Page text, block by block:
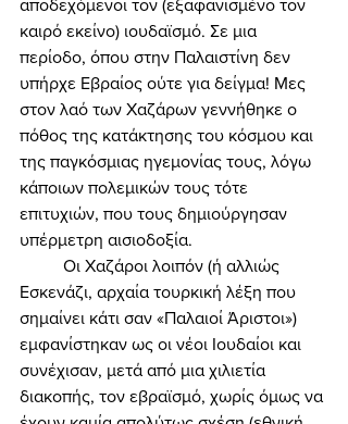
αποδεχόμενοι τον (εξαφανισμένο τον
καιρό εκείνο) ιουδαϊσμό. Σε μια
περίοδο, όπου στην Παλαιστίνη δεν
υπήρχε Εβραίος ούτε για δείγμα! Μες
στον λαό των Χαζάρων γεννήθηκε ο
πόθος της κατάκτησης του κόσμου και
της παγκόσμιας ηγεμονίας τους, λόγω
κάποιων πολεμικών τους τότε
επιτυχιών, που τους δημιούργησαν
υπέρμετρη αισιοδοξία.
Εσκενάζι, αρχαία τουρκική λέξη που
σημαίνει κάτι σαν «Παλαιοί Άριστοι»)
εμφανίστηκαν ως οι νέοι Ιουδαίοι και
συνέχισαν, μετά από μια χιλιετία
διακοπής, τον εβραϊσμό, χωρίς όμως να